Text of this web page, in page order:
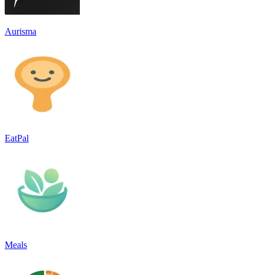
Aurisma
EatPal
Meals